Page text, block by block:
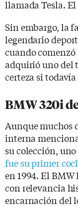
llamada Tesla.
Sin embargo, la
legendario
cuando
adquirió uno del
certeza si
BMW 320i
Aunque muchos
interna
su colección,
fue su primer
en 1994. El
con relevancia
encarnación del